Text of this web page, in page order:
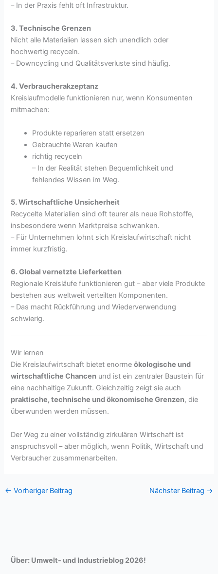
– In der Praxis fehlt oft Infrastruktur.
3. Technische Grenzen
Nicht alle Materialien lassen sich unendlich oder
hochwertig recyceln.
– Downcycling und Qualitätsverluste sind häufig.
4. Verbraucherakzeptanz
Kreislaufmodelle funktionieren nur, wenn Konsumenten
mitmachen:
Produkte reparieren statt ersetzen
Gebrauchte Waren kaufen
richtig recyceln
– In der Realität stehen Bequemlichkeit und
fehlendes Wissen im Weg.
5. Wirtschaftliche Unsicherheit
Recycelte Materialien sind oft teurer als neue Rohstoffe,
insbesondere wenn Marktpreise schwanken.
– Für Unternehmen lohnt sich Kreislaufwirtschaft nicht
immer kurzfristig.
6. Global vernetzte Lieferketten
Regionale Kreisläufe funktionieren gut – aber viele Produkte
bestehen aus weltweit verteilten Komponenten.
– Das macht Rückführung und Wiederverwendung
schwierig.
Wir lernen
Die Kreislaufwirtschaft bietet enormeökologische und
wirtschaftliche Chancen und ist ein zentraler Baustein für
eine nachhaltige Zukunft. Gleichzeitig zeigt sie auch
praktische, technische und ökonomische Grenzen, die
überwunden werden müssen.
Der Weg zu einer vollständig zirkulären Wirtschaft ist
anspruchsvoll – aber möglich, wenn Politik, Wirtschaft und
Verbraucher zusammenarbeiten.
← Vorheriger Beitrag Nächster Beitrag →
Über: Umwelt- und Industrieblog 2026!